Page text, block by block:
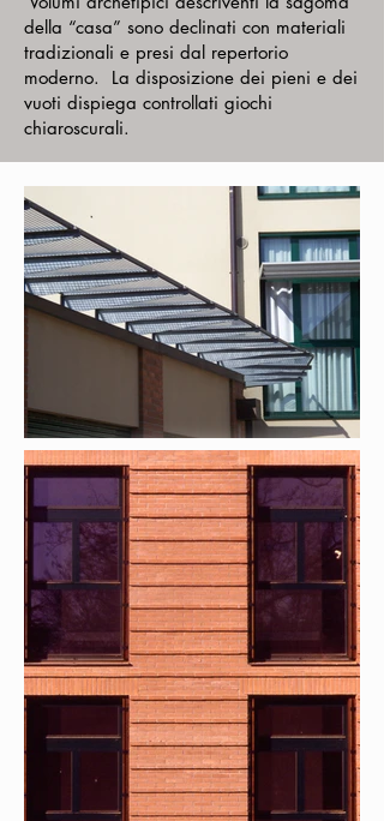
della “casa” sono declinati con materiali
tradizionali e presi dal repertorio
moderno. La disposizione dei pieni e dei
vuoti dispiega controllati giochi
chiaroscurali.